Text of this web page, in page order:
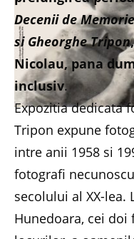
Decenii de
si Gheorghe Tripon
Nicolau, pana
inclusiv.
Expozitia dedicata
Tripon expune
intre anii 1958 si
fotografi
secolului al XX-lea.
Hunedoara, cei